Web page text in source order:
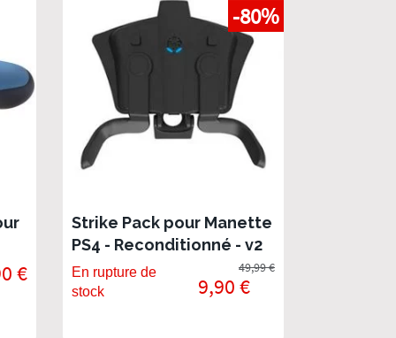
€
-80%
Strike Pack pour Manette
PS4 - Reconditionné - v2
2020
En rupture de
stock
9,90 €
49,99 €